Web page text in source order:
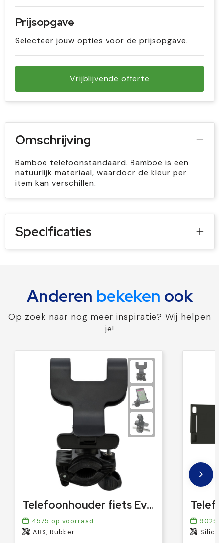
Prijsopgave
Selecteer jouw opties voor de prijsopgave.
Vrijblijvende offerte
Omschrijving
Bamboe telefoonstandaard. Bamboe is een
natuurlijk materiaal, waardoor de kleur per
item kan verschillen.
Specificaties
Anderen bekeken ook
Op zoek naar nog meer inspiratie? Wij helpen
je!
Telefoonhouder fiets Everett
4575 op voorraad
ABS, Rubber
9025